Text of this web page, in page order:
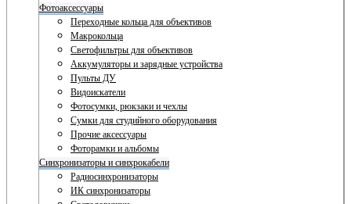
Фотоаксессуары
Переходные кольца для объективов
Макрокольца
Светофильтры для объективов
Аккумуляторы и зарядные устройства
Пульты ДУ
Видоискатели
Фотосумки, рюкзаки и чехлы
Сумки для студийного оборудования
Прочие аксессуары
Фоторамки и альбомы
Синхронизаторы и синхрокабели
Радиосинхронизаторы
ИК синхронизаторы